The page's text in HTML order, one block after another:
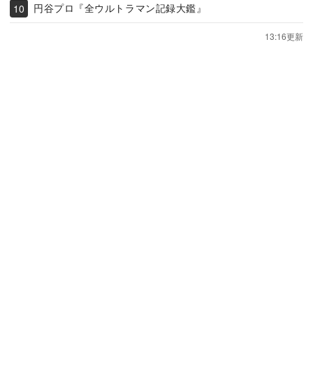
円谷プロ『全ウルトラマン記録大鑑』
13:16更新